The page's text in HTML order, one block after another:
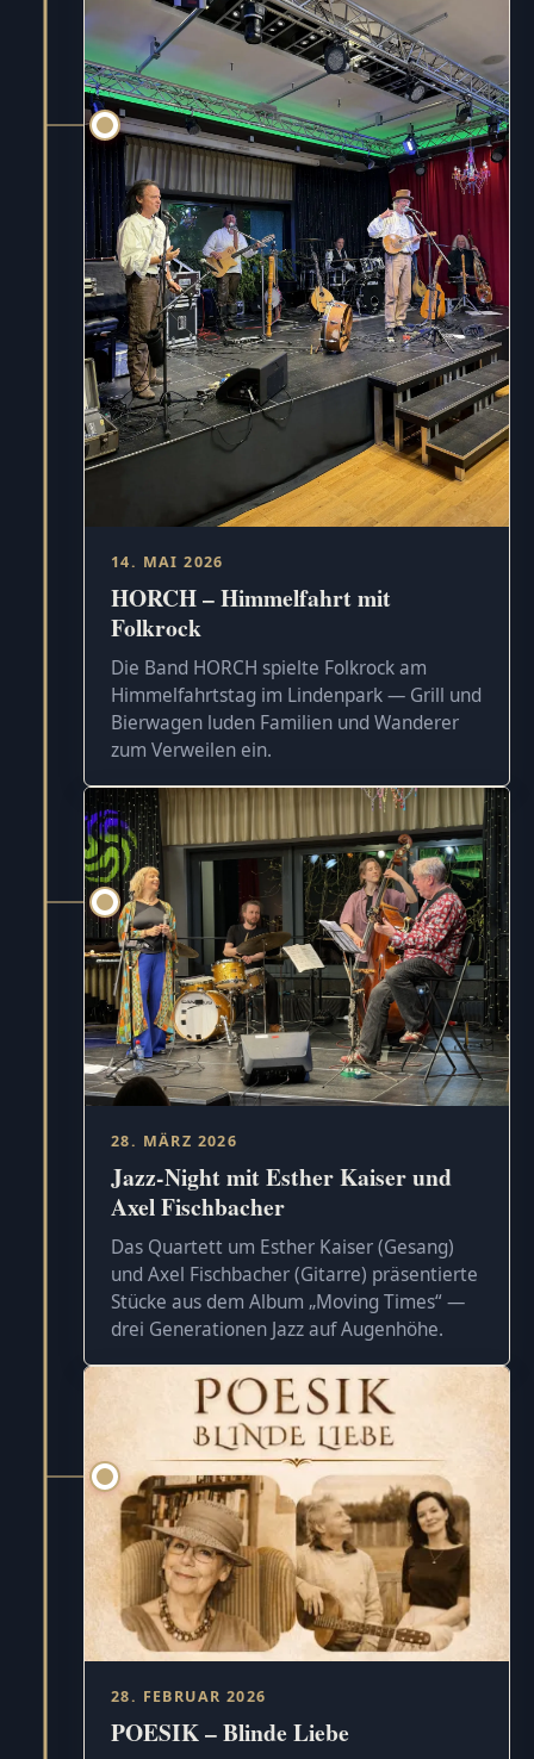
14. MAI 2026
HORCH – Himmelfahrt mit
Folkrock
Die Band HORCH spielte Folkrock am
Himmelfahrtstag im Lindenpark — Grill und
Bierwagen luden Familien und Wanderer
zum Verweilen ein.
28. MÄRZ 2026
Jazz-Night mit Esther Kaiser und
Axel Fischbacher
Das Quartett um Esther Kaiser (Gesang)
und Axel Fischbacher (Gitarre) präsentierte
Stücke aus dem Album „Moving Times“ —
drei Generationen Jazz auf Augenhöhe.
28. FEBRUAR 2026
POESIK – Blinde Liebe